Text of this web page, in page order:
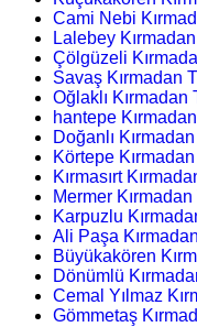
Cami Nebi
Lalebey Kırmadan
Çölgüzeli
Savaş Kırmadan
Oğlaklı Kırmadan
hantepe
Doğanlı
Körtepe Kırmadan
Kırmasırt
Mermer Kırmadan
Karpuzlu
Ali Paşa
Büyükakören
Dönümlü
Cemal Yılmaz
Gömmetaş